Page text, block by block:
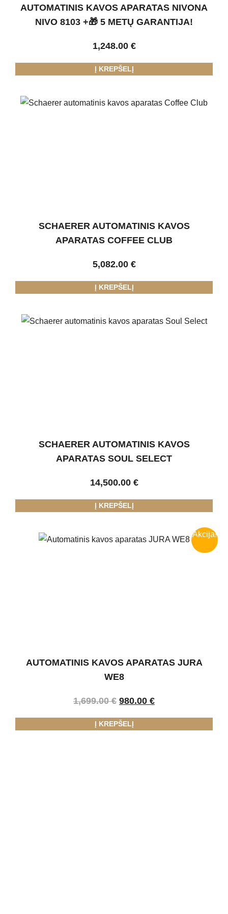
AUTOMATINIS KAVOS APARATAS NIVONA
NIVO 8103 +🎁 5 METŲ GARANTIJA!
1,248.00 €
Į KREPŠELĮ
SCHAERER AUTOMATINIS KAVOS
APARATAS COFFEE CLUB
5,082.00 €
Į KREPŠELĮ
SCHAERER AUTOMATINIS KAVOS
APARATAS SOUL SELECT
14,500.00 €
Į KREPŠELĮ
Akcija!
AUTOMATINIS KAVOS APARATAS JURA
WE8
1,699.00€ 980.00 €
Į KREPŠELĮ